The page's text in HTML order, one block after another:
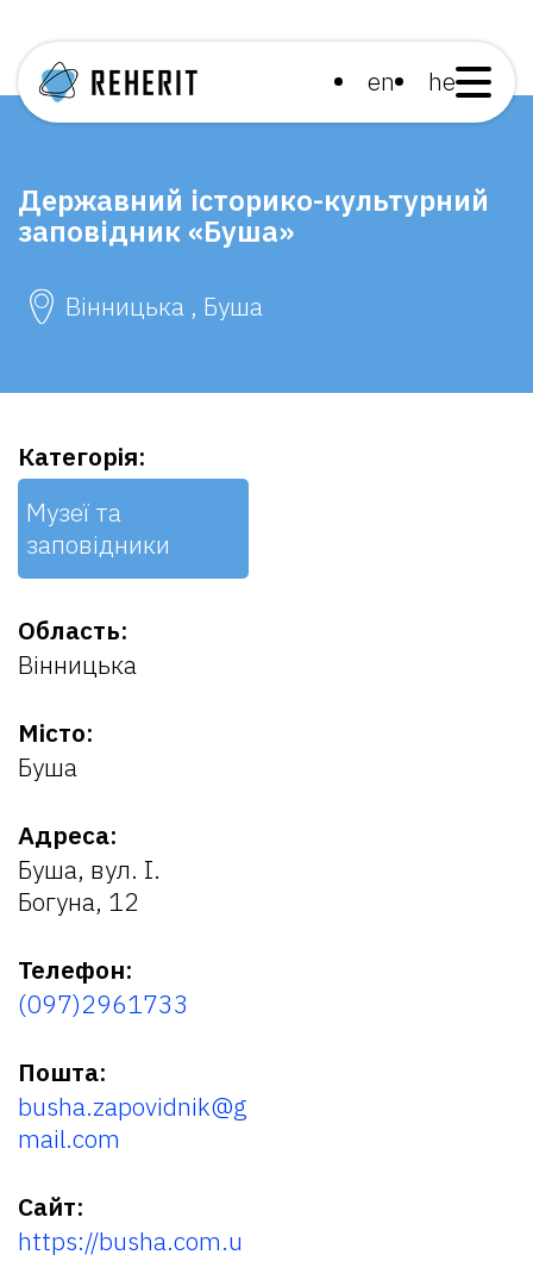
en he
Державний історико-культурний
заповідник «Буша»
Вінницька , Буша
Категорія:
Музеї та
заповідники
Область:
Вінницька
Місто:
Буша
Адреса:
Буша, вул. І.
Богуна, 12
Телефон:
(097)2961733
Пошта:
busha.zapovidnik@g
mail.com
Сайт:
https://busha.com.u